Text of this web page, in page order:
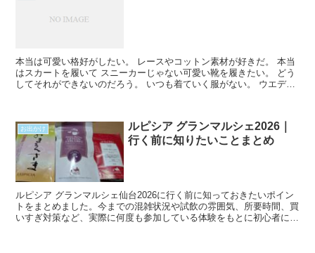
本当は可愛い格好がしたい。 レースやコットン素材が好きだ。 本当
はスカートを履いて スニーカーじゃない可愛い靴を履きたい。 どう
してそれができないのだろう。 いつも着ていく服がない。 ウエディ
お出かけ
ルピシア グランマルシェ2026｜
行く前に知りたいことまとめ
ルピシア グランマルシェ仙台2026に行く前に知っておきたいポイン
トをまとめました。今までの混雑状況や試飲の雰囲気、所要時間、買
いすぎ対策など、実際に何度も参加している体験をもとに初心者にも